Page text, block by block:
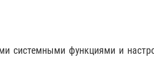
системными функциями и